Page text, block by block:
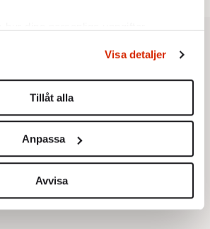
dra tillbaka ditt samtycke när som
för att anpassa innehållet
analysera vår trafik. Vi
sådana identifierare och annan
enhet till de sociala medier och
som vi samarbetar med.
kombinera informationen med annan
Visa detaljer
Tillåt alla
Anpassa
Avvisa